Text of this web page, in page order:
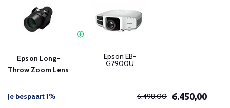
Epson Long-
Throw Zoom Lens
Epson EB-
G7900U
Je bespaart 1% 6.498,00 6.450,00